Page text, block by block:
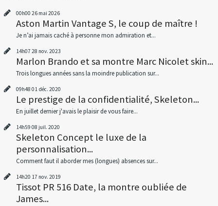
00h00 26 mai 2026
Aston Martin Vantage S, le coup de maître !
Je n’ai jamais caché à personne mon admiration et...
14h07 28 nov. 2023
Marlon Brando et sa montre Marc Nicolet skin...
Trois longues années sans la moindre publication sur...
09h48 01 déc. 2020
Le prestige de la confidentialité, Skeleton...
En juillet dernier j'avais le plaisir de vous faire...
14h59 08 juil. 2020
Skeleton Concept le luxe de la
personnalisation...
Comment faut il aborder mes (longues) absences sur...
14h20 17 nov. 2019
Tissot PR 516 Date, la montre oubliée de
James...